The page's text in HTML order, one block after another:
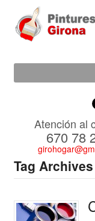
Atención al
670 78
Tag